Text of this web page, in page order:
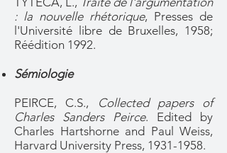
: la nouvelle rhétorique, Presses de
l'Université libre de Bruxelles, 1958;
Réédition 1992.
Sémiologie
PEIRCE, C.S.,
Collected papers of
Charles Sanders Peirce. Edited by
Charles Hartshorne and Paul Weiss,
Harvard University Press, 1931-1958.